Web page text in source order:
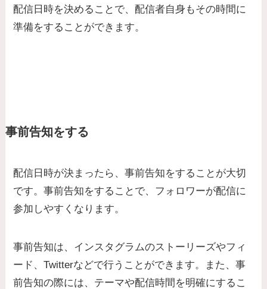
配信日時を決めることで、配信者自身もその時間に
準備をすることができます。
事前告知をする
配信日時が決まったら、事前告知をすることが大切
です。事前告知をすることで、フォロワーが配信に
参加しやすくなります。
事前告知は、インスタグラムのストーリーズやフィ
ード、Twitterなどで行うことができます。また、事
前告知の際には、テーマや配信時間を明確にするこ